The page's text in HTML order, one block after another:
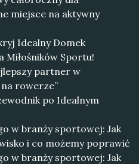
miejsce na aktywny
Idealny Domek
Miłośników Sportu!
partner w
rowerze”
po Idealnym
w branży sportowej: Jak
i co możemy poprawić
w branży sportowej: Jak